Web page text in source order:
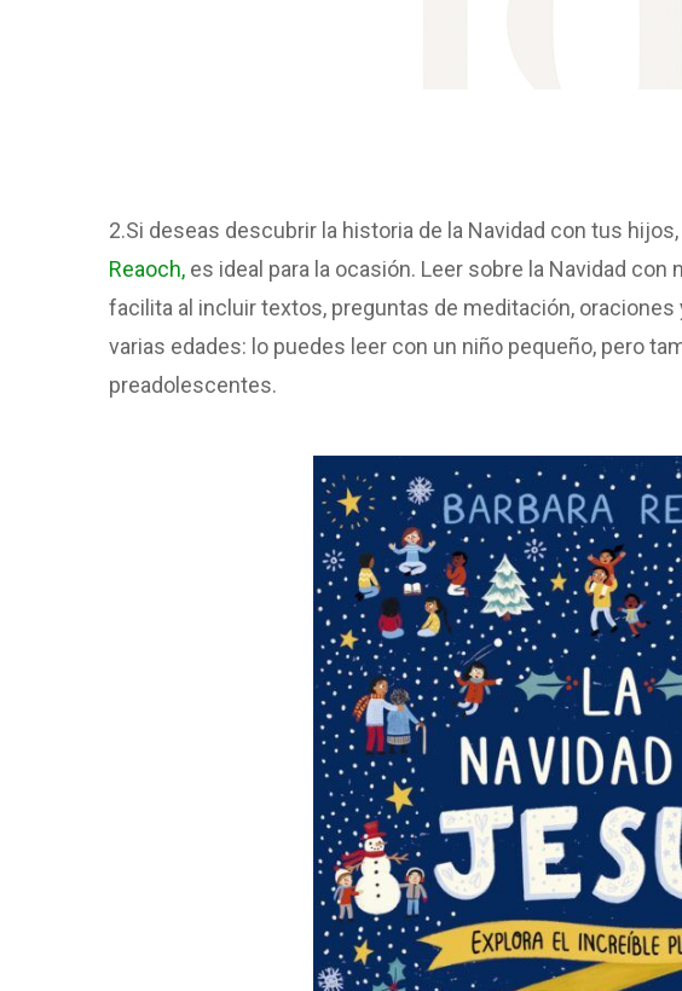
2.Si deseas descubrir la historia de la Navidad con tus hijos,
Reaoch, es ideal para la ocasión. Leer sobre la Navidad
facilita al incluir textos, preguntas de meditación, oraciones
varias edades: lo puedes leer con un niño pequeño, pero
preadolescentes.